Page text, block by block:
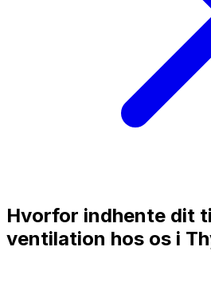
Hvorfor indhente dit
ventilation hos os i